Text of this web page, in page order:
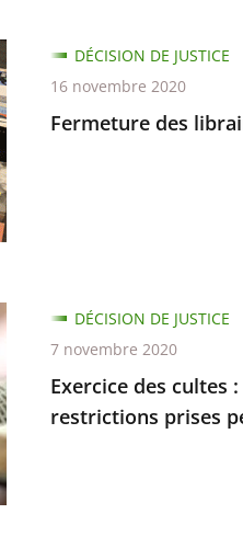
Fermeture des
DÉCISION DE JUSTICE
16 novembre 2020
Exercice des cultes
restrictions prises
DÉCISION DE JUSTICE
7 novembre 2020